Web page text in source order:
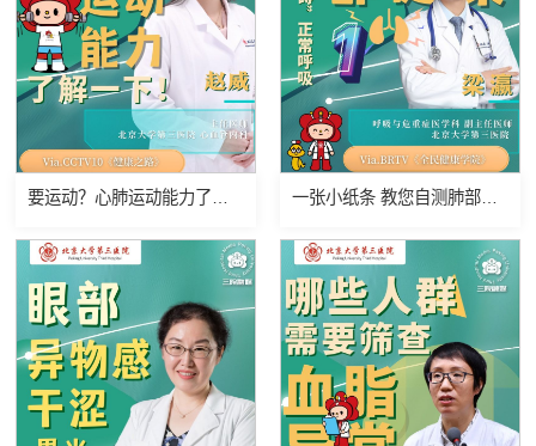
一张小纸条 教您自测肺部健康